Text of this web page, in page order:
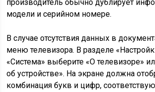
производитель обычно дублирует
модели и серийном номере.
В случае отсутствия данных в
меню телевизора. В разделе
«Система» выберите «О телевизоре»
об устройстве». На экране должна
комбинация букв и цифр,